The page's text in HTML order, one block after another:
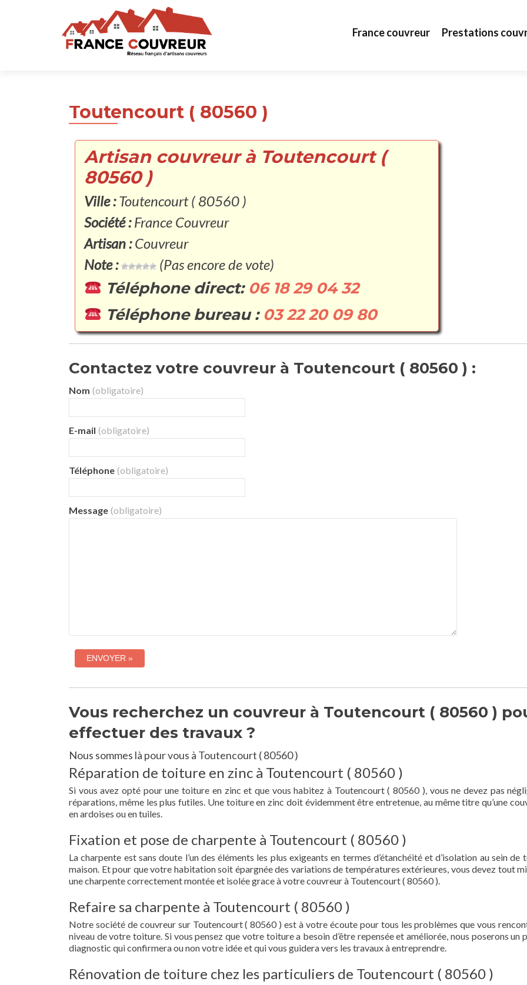
France couvreur Prestations
Toutencourt ( 80560 )
Artisan couvreur à Toutencourt (
80560 )
Ville :Toutencourt ( 80560 )
Société :France Couvreur
Artisan :Couvreur
Note :
(Pas encore de vote)
Téléphone direct: 06 18 29 04 32
Téléphone bureau : 03 22 20 09 80
Contactez votre couvreur à Toutencourt ( 80560 ) :
Nom (obligatoire)
E-mail (obligatoire)
Téléphone (obligatoire)
Message (obligatoire)
Vous recherchez un couvreur à Toutencourt ( 80560 )
effectuer des travaux ?
Nous sommes là pour vous à Toutencourt ( 80560 )
Réparation de toiture en zinc à Toutencourt ( 80560 )
Si vous avez opté pour une toiture en zinc et que vous habitez à Toutencourt ( 80560 ), vous ne devez pas
réparations, même les plus futiles. Une toiture en zinc doit évidemment être entretenue, au même titre qu’une
en ardoises ou en tuiles.
Fixation et pose de charpente à Toutencourt ( 80560 )
La charpente est sans doute l’un des éléments les plus exigeants en termes d’étanchéité et d’isolation au sein de
maison. Et pour que votre habitation soit épargnée des variations de températures extérieures, vous devez tout
une charpente correctement montée et isolée grace à votre couvreur à Toutencourt ( 80560 ).
Refaire sa charpente à Toutencourt ( 80560 )
Notre société de couvreur sur Toutencourt ( 80560 ) est à votre écoute pour tous les problèmes que vous
niveau de votre toiture. Si vous pensez que votre toiture a besoin d’être repensée et améliorée, nous poserons un
diagnostic qui confirmera ou non votre idée et qui vous guidera vers les travaux à entreprendre.
Rénovation de toiture chez les particuliers de Toutencourt ( 80560 )